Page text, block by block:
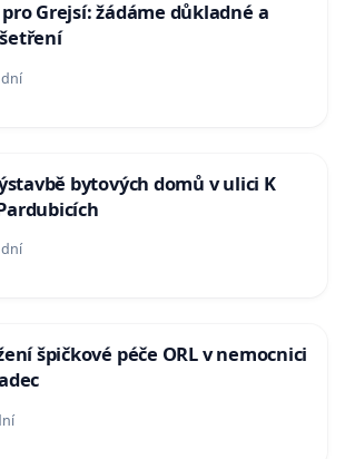
Grejsí: žádáme důkladné a
bytových domů v ulici K
špičkové péče ORL v nemocnici